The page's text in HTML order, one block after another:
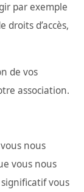
par exemple
d’accès,
de vos
association.
nous
vous nous
vous